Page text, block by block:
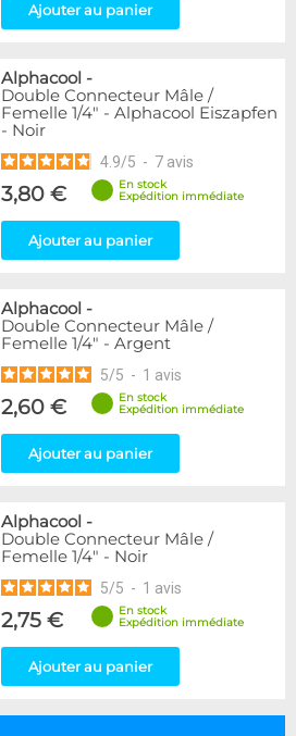
Ajouter au panier
Alphacool -
Double Connecteur Mâle /
Femelle 1/4" - Alphacool Eiszapfen
- Noir
4.9/5 - 7 avis
3,80 €
En stock
Expédition immédiate
Ajouter au panier
Alphacool -
Double Connecteur Mâle /
Femelle 1/4" - Argent
5/5 - 1 avis
2,60 €
En stock
Expédition immédiate
Ajouter au panier
Alphacool -
Double Connecteur Mâle /
Femelle 1/4" - Noir
5/5 - 1 avis
2,75 €
En stock
Expédition immédiate
Ajouter au panier